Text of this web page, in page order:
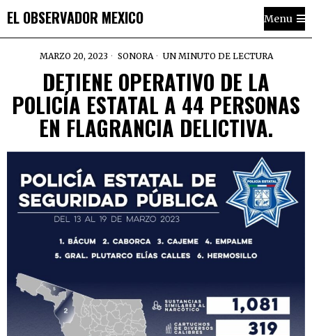
EL OBSERVADOR MEXICO Menu
MARZO 20, 2023 SONORA UN MINUTO DE LECTURA
DETIENE OPERATIVO DE LA
POLICÍA ESTATAL A 44 PERSONAS
EN FLAGRANCIA DELICTIVA.